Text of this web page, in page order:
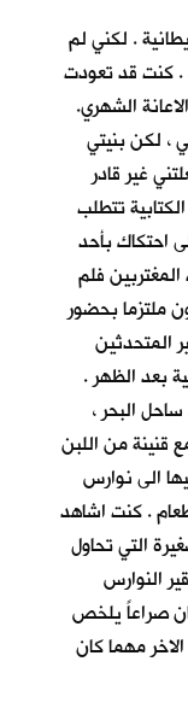
. لكني لم
. كنت قد تعودت
الشهري.
، لكن بنيتي
غير قادر
تتطلب
احتكاك بأحد
فلم
ملتزما بحضور
المتحدثين
بعد الظهر .
البحر ،
قنينة من اللبن
الى نوارس
. كنت اشاهد
التي تحاول
النوارس
صراعاً يلخص
مهما كان